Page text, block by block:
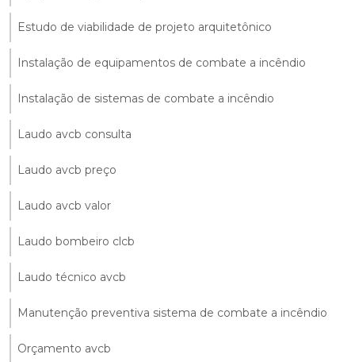
Estudo de viabilidade de projeto arquitetônico
Instalação de equipamentos de combate a incêndio
Instalação de sistemas de combate a incêndio
Laudo avcb consulta
Laudo avcb preço
Laudo avcb valor
Laudo bombeiro clcb
Laudo técnico avcb
Manutenção preventiva sistema de combate a incêndio
Orçamento avcb